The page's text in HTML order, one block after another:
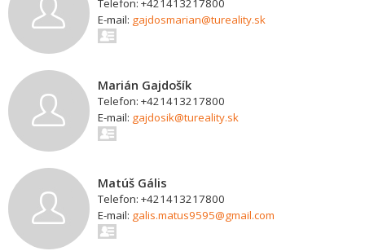
Telefon: +421413217800
E-mail: gajdosmarian@tureality.sk
Marián Gajdošík
Telefon: +421413217800
E-mail: gajdosik@tureality.sk
Matúš Gális
Telefon: +421413217800
E-mail: galis.matus9595@gmail.com